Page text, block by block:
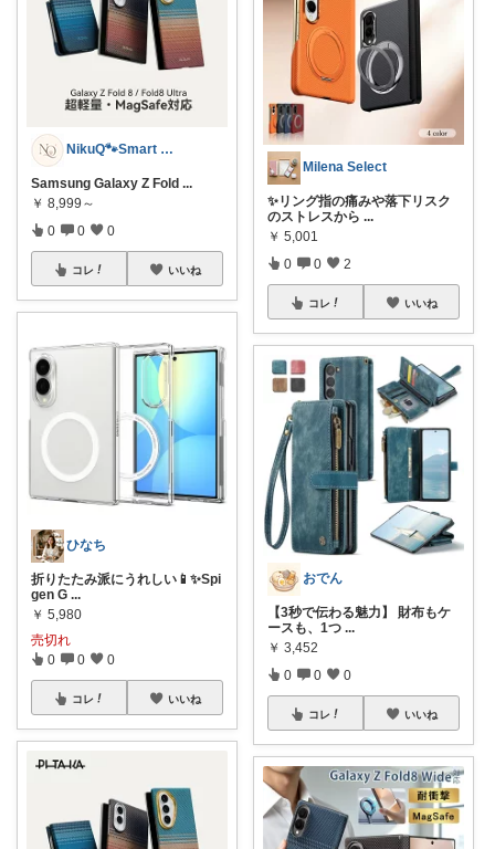
NikuQ🐾Smart Choice
Samsung Galaxy Z Fold ...
￥ 8,999～
0 0 0
コレ いいね
ひなち
折りたたみ派にうれしい📱✨Spi
gen G ...
￥ 5,980
売切れ
0 0 0
コレ いいね
Milena Select
✨リング指の痛みや落下リスク
のストレスから ...
￥ 5,001
0 0 2
コレ いいね
おでん
【3秒で伝わる魅力】 財布もケ
ースも、1つ ...
￥ 3,452
0 0 0
コレ いいね